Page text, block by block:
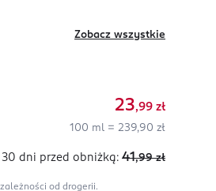
Zobacz wszystkie
23,99 zł
100 ml = 239,90 zł
30 dni przed obniżką: 41,99 zł
od drogerii.